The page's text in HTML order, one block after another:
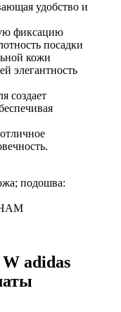
удобство и
фиксацию
посадки
кожи
элегантность
создает
подошва:
adidas